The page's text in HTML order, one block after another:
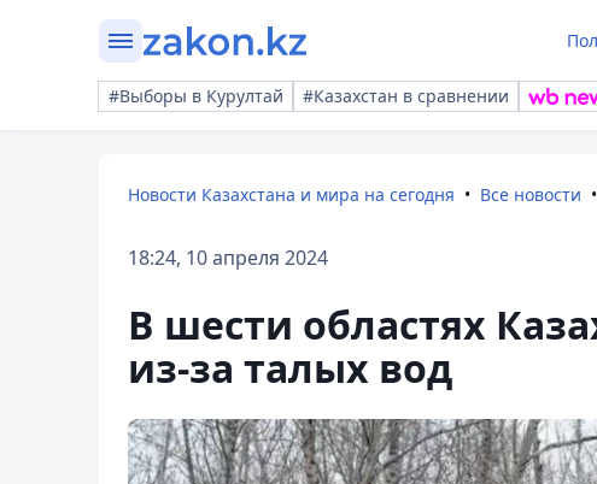
#Выборы в Курултай #Казахстан в сравнении
Новости Казахстана и мира на сегодня Все новости
18:24, 10 апреля 2024
В шести областях
из-за талых вод